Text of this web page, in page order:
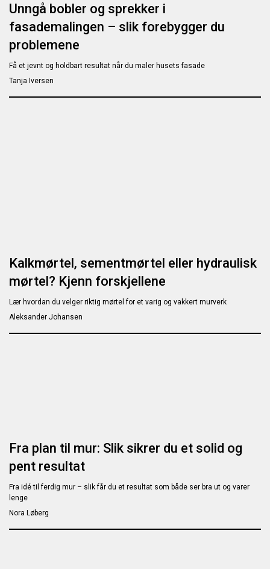
Unngå bobler og sprekker i
fasademalingen – slik forebygger du
problemene
Få et jevnt og holdbart resultat når du maler husets fasade
Tanja Iversen
Kalkmørtel, sementmørtel eller hydraulisk
mørtel? Kjenn forskjellene
Lær hvordan du velger riktig mørtel for et varig og vakkert murverk
Aleksander Johansen
Fra plan til mur: Slik sikrer du et solid og
pent resultat
Fra idé til ferdig mur – slik får du et resultat som både ser bra ut og varer
lenge
Nora Løberg